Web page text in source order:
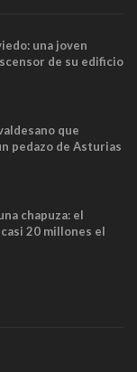
una joven
de su edificio
minutos
que
pedazo de Asturias
chapuza: el
20 millones el
cabían por los